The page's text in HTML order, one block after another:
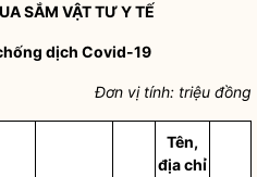
SẮM VẬT TƯ Y TẾ
dịch Covid-19
Đơn vị tính: triệu đồng
Tên,
địa chỉ